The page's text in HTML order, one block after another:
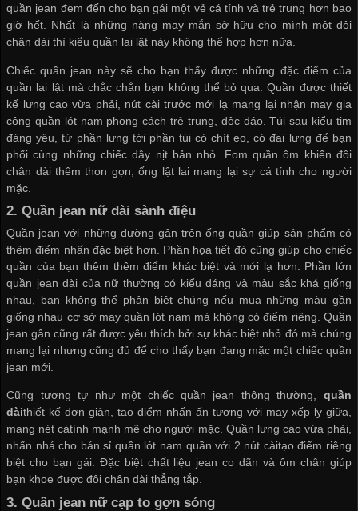
quần jean đem đến cho bạn gái một vẻ cá tính và trẻ trung hơn bao
giờ hết. Nhất là những nàng may mắn sở hữu cho mình một đôi
chân dài thì kiểu quần lai lật này không thể hợp hơn nữa.
Chiếc quần jean này sẽ cho bạn thấy được những đặc điểm của
quần lai lật mà chắc chắn bạn không thể bỏ qua. Quần được thiết
kế lưng cao vừa phải, nút cài trước mới lạ mang lại nhận may gia
công quần lót nam phong cách trẻ trung, độc đáo. Túi sau kiểu tim
đáng yêu, từ phần lưng tới phần túi có chít eo, có đai lưng để bạn
phối cùng những chiếc dây nịt bản nhỏ. Fom quần ôm khiến đôi
chân dài thêm thon gọn, ống lật lai mang lại sự cá tính cho người
mặc.
2.Quần jean nữ dài sành điệu
Quần jean với những đường gân trên ống quần giúp sản phẩm có
thêm điểm nhấn đặc biệt hơn. Phần họa tiết đó cũng giúp cho chiếc
quần của bạn thêm thêm điểm khác biệt và mới lạ hơn. Phần lớn
quần jean dài của nữ thường có kiểu dáng và màu sắc khá giống
nhau, bạn không thể phân biệt chúng nếu mua những màu gần
giống nhau cơ sở may quần lót nam mà không có điểm riêng. Quần
jean gân cũng rất được yêu thích bởi sự khác biệt nhỏ đó mà chúng
mang lại nhưng cũng đủ để cho thấy bạn đang mặc một chiếc quần
jean mới.
Cũng tương tự như một chiếc quần jean thông thường, quần
dàithiết kế đơn giản, tạo điểm nhấn ấn tượng với may xếp ly giữa,
mang nét cátính mạnh mẽ cho người mặc. Quần lưng cao vừa phải,
nhấn nhá cho bán sỉ quần lót nam quần với 2 nút càitạo điểm riêng
biệt cho bạn gái. Đặc biệt chất liệu jean co dãn và ôm chân giúp
bạn khoe được đôi chân dài thẳng tắp.
3.Quần jean nữ cạp to gợn sóng